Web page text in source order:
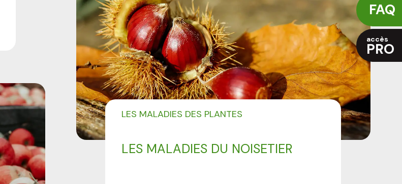
FAQ
accès
PRO
LES MALADIES DU NOISETIER
LES MALADIES DES PLANTES